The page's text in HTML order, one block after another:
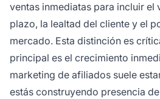
ventas inmediatas para incluir el
plazo, la lealtad del cliente y el
mercado. Esta distinción es
principal es el crecimiento
marketing de afiliados suele
estás construyendo presencia